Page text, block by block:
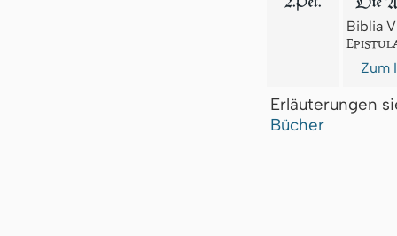
Biblia
Zum
Erläuterungen
Bücher